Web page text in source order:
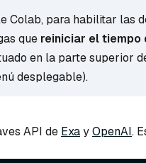
Colab, para habilitar las
que reiniciar el tiempo
en la parte superior
desplegable).
API de ExayOpenAI.